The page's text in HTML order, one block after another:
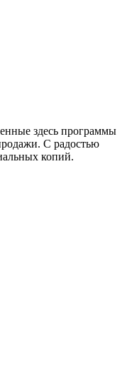
здесь программы
С радостью
копий.